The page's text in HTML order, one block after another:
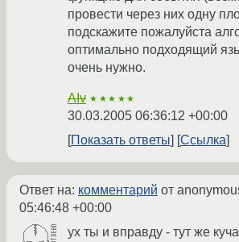
провести через них одну
подскажите пожалуйста
оптимально подходящий
очень нужно.
AIv ★★★★★
30.03.2005 06:36:12 +00:00
Показать ответы
Ссылка
Ответ на: комментарий от
05:46:48 +00:00
ух ты и вправду - тут же куча